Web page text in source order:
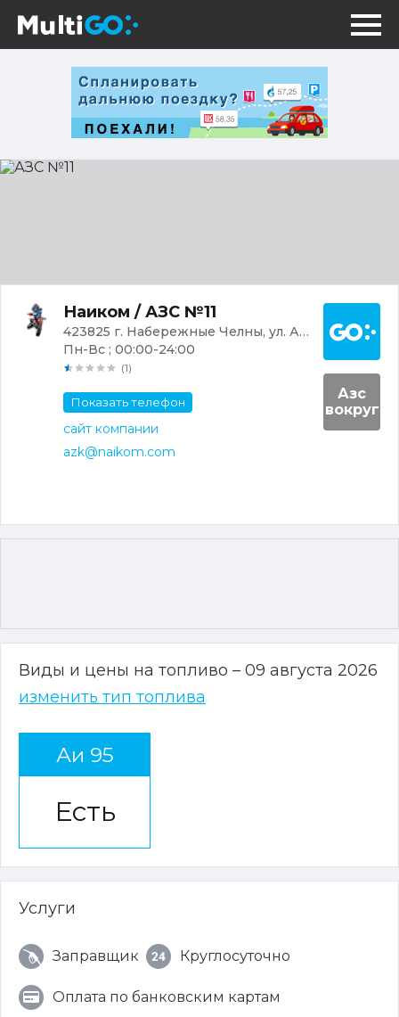
АЗС
Наиком / АЗС №11
423825 г. Набережные Челны, ул. Абдуллы Алиша, 6А/1
Пн-Вс ; 00:00-24:00
(1)
Показать телефон
сайт компании
azk@naikom.com
Азс
вокруг
Виды и цены на топливо – 09 августа 2026
изменить тип топлива
Аи 95
Есть
Услуги
Заправщик Круглосуточно
Оплата по банковским картам